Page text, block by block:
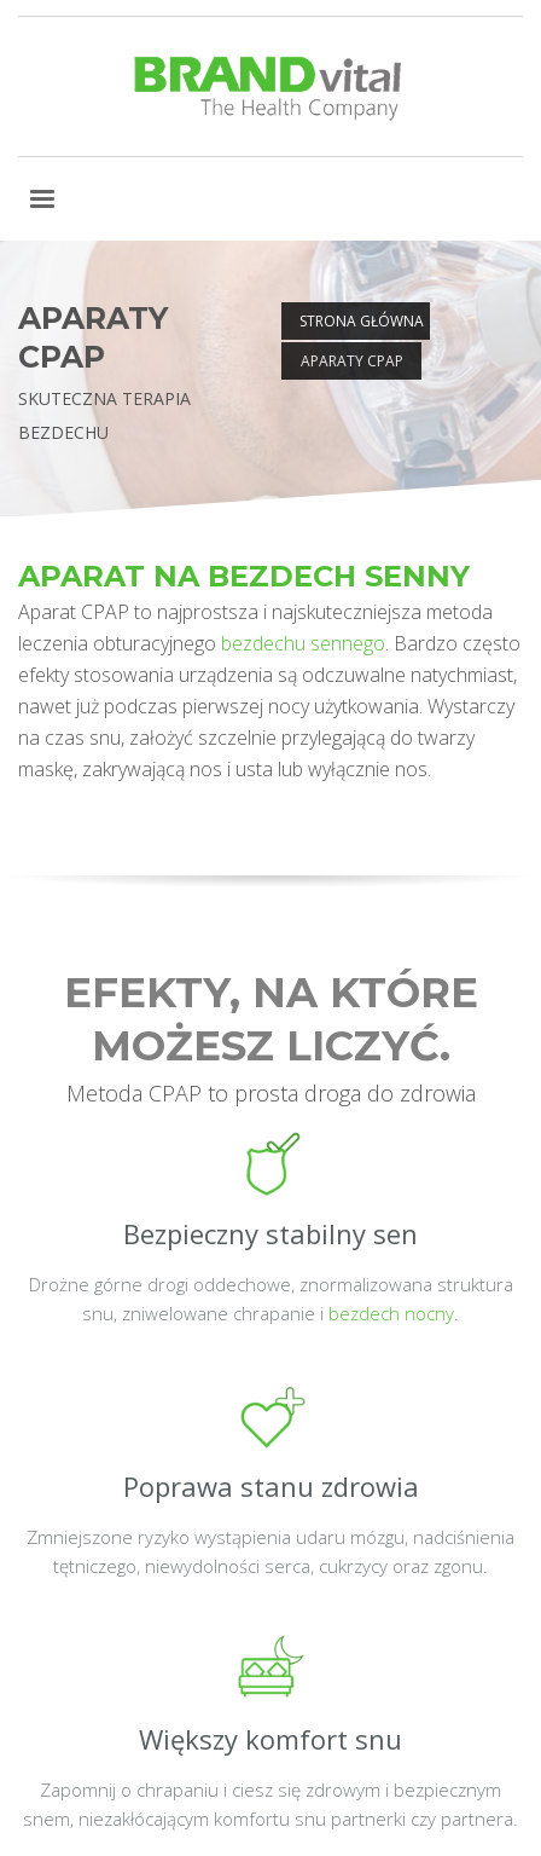
STRONA GŁÓWNA
APARATY CPAP
APARATY
CPAP
SKUTECZNA TERAPIA
BEZDECHU
APARAT NA BEZDECH SENNY
Aparat CPAP to najprostsza i najskuteczniejsza metoda
leczenia obturacyjnego bezdechu sennego. Bardzo często
efekty stosowania urządzenia są odczuwalne natychmiast,
nawet już podczas pierwszej nocy użytkowania. Wystarczy
na czas snu, założyć szczelnie przylegającą do twarzy
maskę, zakrywającą nos i usta lub wyłącznie nos.
EFEKTY, NA KTÓRE
MOŻESZ LICZYĆ.
Metoda CPAP to prosta droga do zdrowia
Bezpieczny stabilny sen
Drożne górne drogi oddechowe, znormalizowana struktura
snu, zniwelowane chrapanie i bezdech nocny.
Poprawa stanu zdrowia
Zmniejszone ryzyko wystąpienia udaru mózgu, nadciśnienia
tętniczego, niewydolności serca, cukrzycy oraz zgonu.
Większy komfort snu
Zapomnij o chrapaniu i ciesz się zdrowym i bezpiecznym
snem, niezakłócającym komfortu snu partnerki czy partnera.